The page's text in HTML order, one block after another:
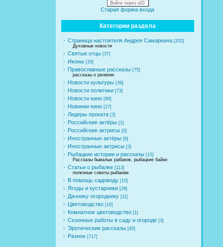
Войти через uID
Старая форма входа
Категории раздела
Страница настоятеля Андрея Самаркина [202]
Духовные новости
Святые отцы [37]
Иконы [33]
Православные рассказы [75]
рассказы о религии
Новости культуры [39]
Новости политики [73]
Новости кино [89]
Новинки кино [27]
Лидеры проката [3]
Российские актёры [1]
Российские актрисы [0]
Иностранные актёры [6]
Иностранные актрисы [3]
Рыбацкие истории и рассказы [15]
Рассказы бывалых рабаков, рыбацкие байки
Статьи о рыбалке [113]
полезные советы рыбакам
В помощь садоводу [10]
Ягоды и кустарники [28]
Дачнику-огороднику [11]
Цветоводство [10]
Комнатное цветоводство [1]
Сезонные работы в саду и огороде [3]
Эротические рассказы [40]
Разное [717]